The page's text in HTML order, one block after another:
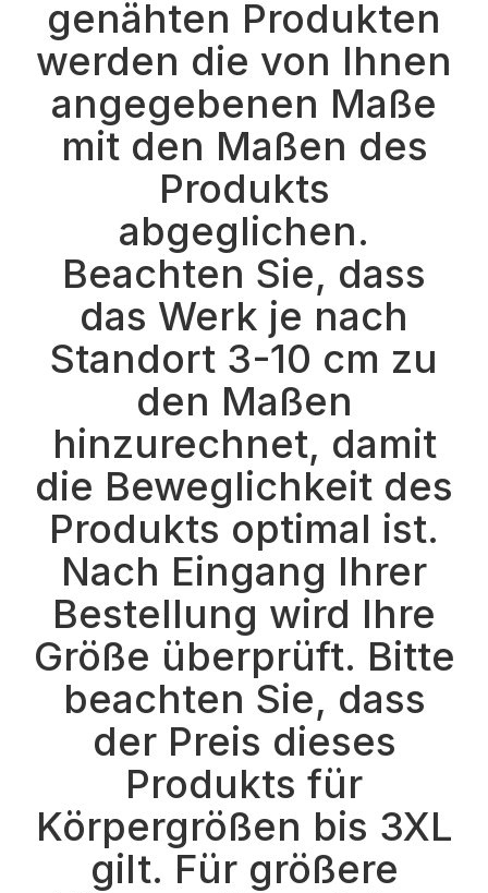
genähten Produkten
werden die von Ihnen
angegebenen Maße
mit den Maßen des
Produkts
abgeglichen.
Beachten Sie, dass
das Werk je nach
Standort 3-10 cm zu
den Maßen
hinzurechnet, damit
die Beweglichkeit des
Produkts optimal ist.
Nach Eingang Ihrer
Bestellung wird Ihre
Größe überprüft. Bitte
beachten Sie, dass
der Preis dieses
Produkts für
Körpergrößen bis 3XL
gilt. Für größere